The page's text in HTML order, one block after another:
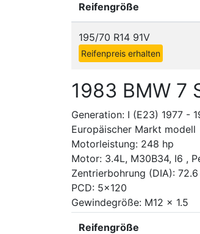
Reifengröße
195/70 R14 91V
Reifenpreis erhalten
1983 BMW 7
Generation: I (E23) 1977 -
Europäischer Markt modell
Motorleistung: 248 hp
Motor: 3.4L, M30B34, I6 ,
Zentrierbohrung (DIA):
PCD: 5x120
Gewindegröße: M12 x 1.5
Reifengröße